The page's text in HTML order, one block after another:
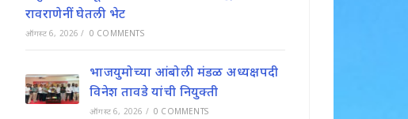
रावराणेनीं घेतली भेट
ऑगस्ट 6, 2026 / 0 COMMENTS
भाजयुमोच्या आंबोली मंडळ अध्यक्षपदी
विनेश तावडे यांची नियुक्ती
ऑगस्ट 6, 2026 / 0 COMMENTS